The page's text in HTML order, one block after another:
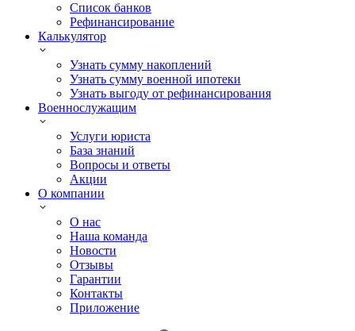
Список банков
Рефинансирование
Калькулятор
Узнать сумму накоплений
Узнать сумму военной ипотеки
Узнать выгоду от рефинансирования
Военнослужащим
Услуги юриста
База знаний
Вопросы и ответы
Акции
О компании
О нас
Наша команда
Новости
Отзывы
Гарантии
Контакты
Приложение